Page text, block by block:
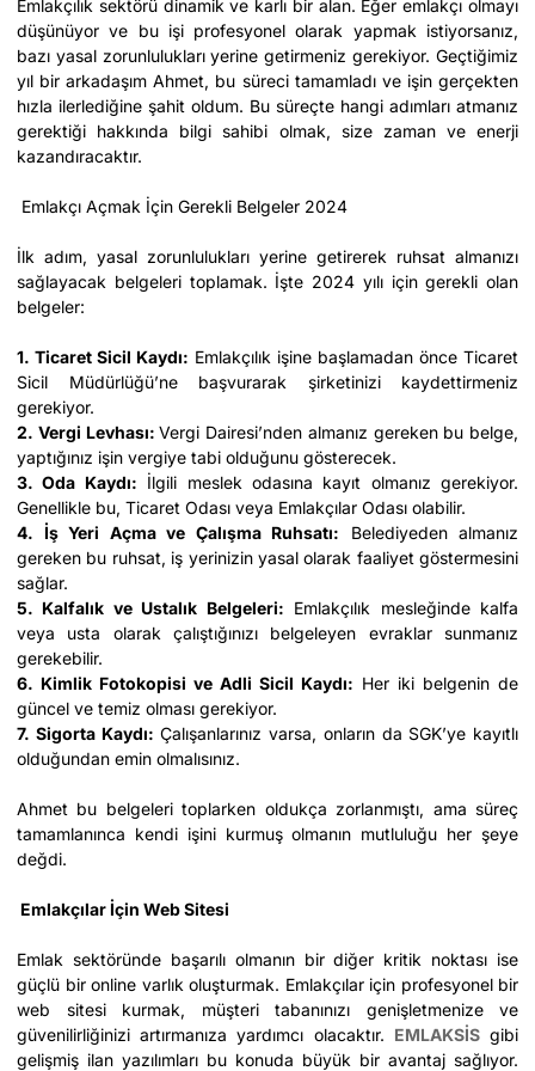
Emlakçılık sektörü dinamik ve karlı bir alan. Eğer emlakçı olmayı
düşünüyor ve bu işi profesyonel olarak yapmak istiyorsanız,
bazı yasal zorunlulukları yerine getirmeniz gerekiyor. Geçtiğimiz
yıl bir arkadaşım Ahmet, bu süreci tamamladı ve işin gerçekten
hızla ilerlediğine şahit oldum. Bu süreçte hangi adımları atmanız
gerektiği hakkında bilgi sahibi olmak, size zaman ve enerji
kazandıracaktır.
Emlakçı Açmak İçin Gerekli Belgeler 2024
İlk adım, yasal zorunlulukları yerine getirerek ruhsat almanızı
sağlayacak belgeleri toplamak. İşte 2024 yılı için gerekli olan
belgeler:
1. Ticaret Sicil Kaydı: Emlakçılık işine başlamadan önce Ticaret
Sicil Müdürlüğü’ne başvurarak şirketinizi kaydettirmeniz
gerekiyor.
2. Vergi Levhası:Vergi Dairesi’nden almanız gereken bu belge,
yaptığınız işin vergiye tabi olduğunu gösterecek.
3. Oda Kaydı: İlgili meslek odasına kayıt olmanız gerekiyor.
Genellikle bu, Ticaret Odası veya Emlakçılar Odası olabilir.
4. İş Yeri Açma ve Çalışma Ruhsatı: Belediyeden almanız
gereken bu ruhsat, iş yerinizin yasal olarak faaliyet göstermesini
sağlar.
5. Kalfalık ve Ustalık Belgeleri: Emlakçılık mesleğinde kalfa
veya usta olarak çalıştığınızı belgeleyen evraklar sunmanız
gerekebilir.
6. Kimlik Fotokopisi ve Adli Sicil Kaydı: Her iki belgenin de
güncel ve temiz olması gerekiyor.
7. Sigorta Kaydı: Çalışanlarınız varsa, onların da SGK’ye kayıtlı
olduğundan emin olmalısınız.
Ahmet bu belgeleri toplarken oldukça zorlanmıştı, ama süreç
tamamlanınca kendi işini kurmuş olmanın mutluluğu her şeye
değdi.
Emlakçılar İçin Web Sitesi
Emlak sektöründe başarılı olmanın bir diğer kritik noktası ise
güçlü bir online varlık oluşturmak. Emlakçılar için profesyonel bir
web sitesi kurmak, müşteri tabanınızı genişletmenize ve
güvenilirliğinizi artırmanıza yardımcı olacaktır. EMLAKSİSgibi
gelişmiş ilan yazılımları bu konuda büyük bir avantaj sağlıyor.